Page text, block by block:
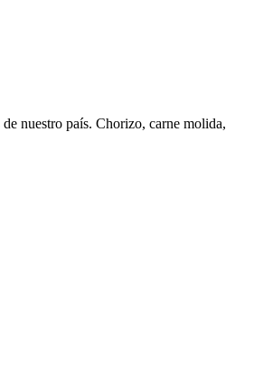
nuestro país. Chorizo, carne molida,